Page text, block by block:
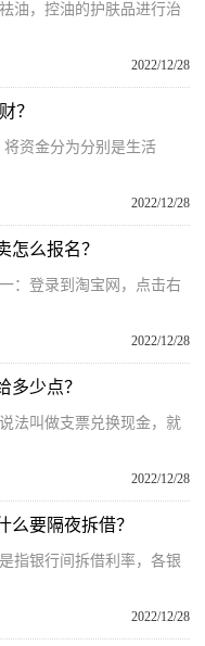
油，控油的护肤品进行治
2022/12/28
？
2022/12/28
怎么报名？
：登录到淘宝网，点击右
2022/12/28
多少点？
法叫做支票兑换现金，就
2022/12/28
么要隔夜拆借？
指银行间拆借利率，各银
2022/12/28